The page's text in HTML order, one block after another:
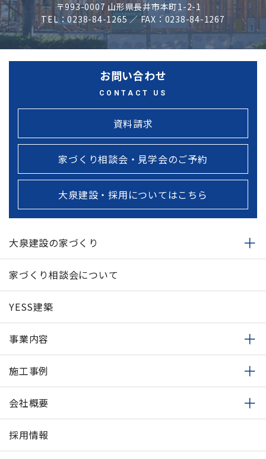
〒993-0007 山形県長井市本町1-2-1
TEL：0238-84-1265 ／ FAX：0238-84-1267
お問い合わせ
CONTACT US
資料請求
家づくり相談会・見学会のご予約
大泉建設・採用についてはこちら
大泉建設の家づくり
家づくり相談会について
YESS建築
事業内容
施工事例
会社概要
採用情報